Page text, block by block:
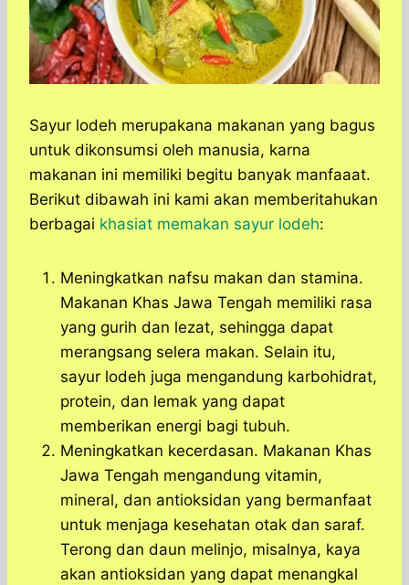
Sayur lodeh merupakana makanan yang bagus
untuk dikonsumsi oleh manusia, karna
makanan ini memiliki begitu banyak manfaaat.
Berikut dibawah ini kami akan memberitahukan
berbagai khasiat memakan sayur lodeh:
Meningkatkan nafsu makan dan stamina.
Makanan Khas Jawa Tengah memiliki rasa
yang gurih dan lezat, sehingga dapat
merangsang selera makan. Selain itu,
sayur lodeh juga mengandung karbohidrat,
protein, dan lemak yang dapat
memberikan energi bagi tubuh.
Meningkatkan kecerdasan. Makanan Khas
Jawa Tengah mengandung vitamin,
mineral, dan antioksidan yang bermanfaat
untuk menjaga kesehatan otak dan saraf.
Terong dan daun melinjo, misalnya, kaya
akan antioksidan yang dapat menangkal